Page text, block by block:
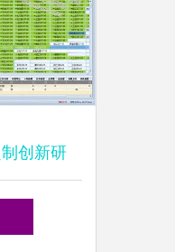
创新研
字化转型